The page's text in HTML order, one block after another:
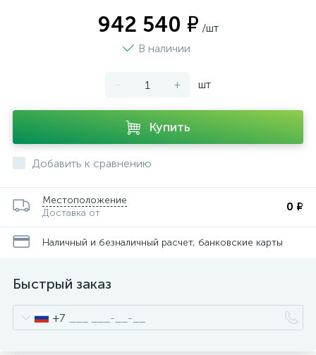
942 540 ₽ /шт
В наличии
- + шт
Купить
Добавить к сравнению
Местоположение
Доставка от
0 ₽
Наличный и безналичный расчет, банковские карты
Быстрый заказ
+7